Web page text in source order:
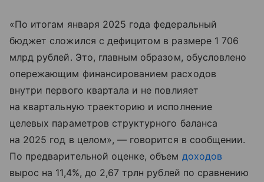
«По итогам января 2025 года федеральный
бюджет сложился с дефицитом в размере 1 706
млрд рублей. Это, главным образом, обусловлено
опережающим финансированием расходов
внутри первого квартала и не повлияет
на квартальную траекторию и исполнение
целевых параметров структурного баланса
на 2025 год в целом», — говорится в сообщении.
По предварительной оценке, объем доходов
вырос на 11,4%, до 2,67 трлн рублей по сравнению